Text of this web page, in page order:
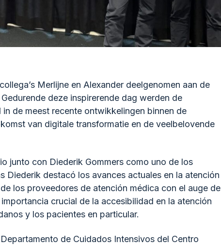
Merlijne en Alexander deelgenomen aan de
deze inspirerende dag werden de
de meest recente ontwikkelingen binnen de
van digitale transformatie en de veelbelovende
junto con Diederik Gommers como uno de los
Diederik destacó los avances actuales en la atención
los proveedores de atención médica con el auge de
crucial de la accesibilidad en la atención
y los pacientes en particular.
de Cuidados Intensivos del Centro